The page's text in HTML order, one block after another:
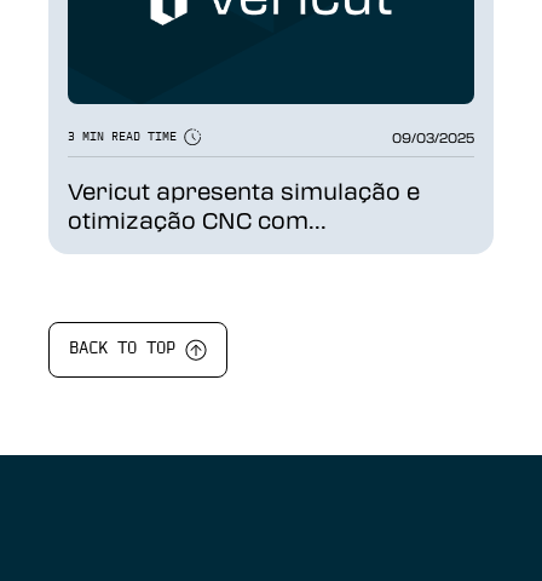
3 MIN READ TIME 09/03/2025
Vericut apresenta simulação e
otimização CNC com...
BACK TO TOP